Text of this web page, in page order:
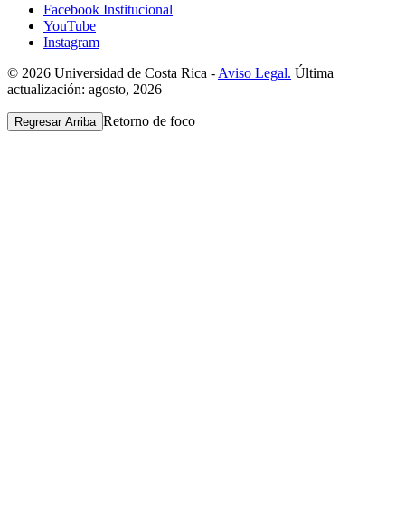
Facebook Institucional
YouTube
Instagram
© 2026 Universidad de Costa Rica - Aviso Legal. Última
actualización: agosto, 2026
Regresar Arriba Retorno de foco